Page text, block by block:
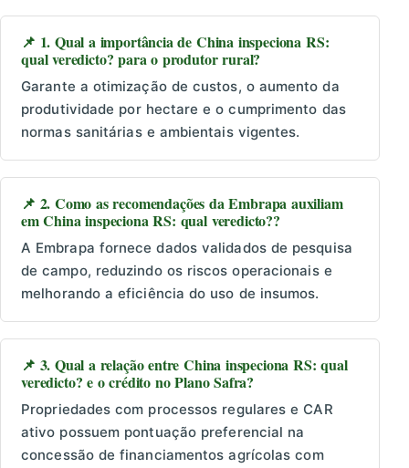
📌 1. Qual a importância de China inspeciona RS:
qual veredicto? para o produtor rural?
Garante a otimização de custos, o aumento da
produtividade por hectare e o cumprimento das
normas sanitárias e ambientais vigentes.
📌 2. Como as recomendações da Embrapa auxiliam
em China inspeciona RS: qual veredicto??
A Embrapa fornece dados validados de pesquisa
de campo, reduzindo os riscos operacionais e
melhorando a eficiência do uso de insumos.
📌 3. Qual a relação entre China inspeciona RS: qual
veredicto? e o crédito no Plano Safra?
Propriedades com processos regulares e CAR
ativo possuem pontuação preferencial na
concessão de financiamentos agrícolas com